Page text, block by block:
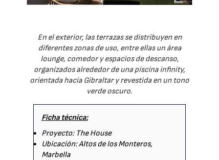
En el exterior, las terrazas se distribuyen en
diferentes zonas de uso, entre ellas un área
lounge, comedor y espacios de descanso,
organizados alrededor de una piscina infinity,
orientada hacia Gibraltar y revestida en un tono
verde oscuro.
Ficha técnica:
Proyecto: The House
Ubicación: Altos de los Monteros,
Marbella